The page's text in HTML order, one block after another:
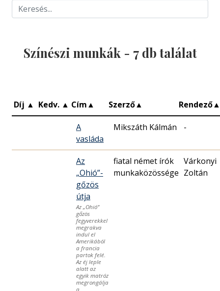
Színészi munkák - 7db találat
Díj ▲ Kedv. ▲ Cím▲ Szerző▲ Rendező▲
A
vasláda
Mikszáth Kálmán -
Az
„Ohió”-
gőzös
útja
Az „Ohió”
gőzös
fegyverekkel
megrakva
indul el
Amerikából
a francia
partok felé.
Az éj leple
alatt az
egyik matróz
megrongálja
a
fiatal német írók
munkaközössége
Várkonyi
Zoltán